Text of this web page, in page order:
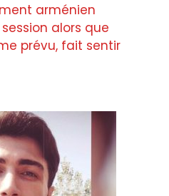
arménien
alors que
prévu, fait sentir